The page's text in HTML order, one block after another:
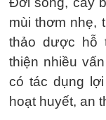
mùi thơm nhẹ,
thảo dược hỗ
thiện nhiều
có tác dụng
hoạt huyết, an